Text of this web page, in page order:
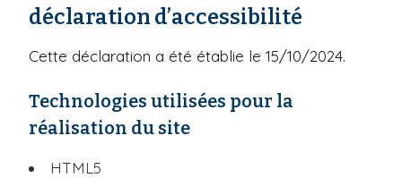
déclaration d’accessibilité
Cette déclaration a été établie le 15/10/2024.
Technologies utilisées pour la
réalisation du site
HTML5